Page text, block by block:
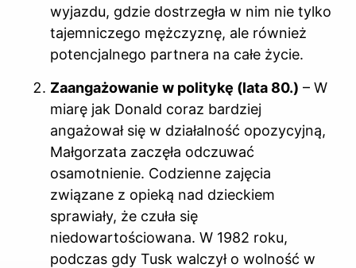
wyjazdu, gdzie dostrzegła w nim nie tylko
tajemniczego mężczyznę, ale również
potencjalnego partnera na całe życie.
Zaangażowanie w politykę (lata 80.) – W
miarę jak Donald coraz bardziej
angażował się w działalność opozycyjną,
Małgorzata zaczęła odczuwać
osamotnienie. Codzienne zajęcia
związane z opieką nad dzieckiem
sprawiały, że czuła się
niedowartościowana. W 1982 roku,
podczas gdy Tusk walczył o wolność w